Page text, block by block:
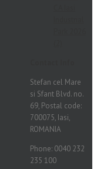
Stefan cel Mare
si Sfant Blvd. no.
69, Postal code:
700075, Iasi,
ROMANIA
Phone: 0040 232
235 100